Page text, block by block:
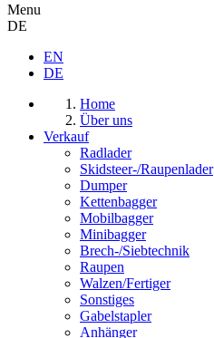
Menu
DE
EN
DE
Home
Über uns
Verkauf
Radlader
Skidsteer-/Raupenlader
Dumper
Kettenbagger
Mobilbagger
Minibagger
Brech-/Siebtechnik
Raupen
Walzen/Fertiger
Sonstiges
Gabelstapler
Anhänger